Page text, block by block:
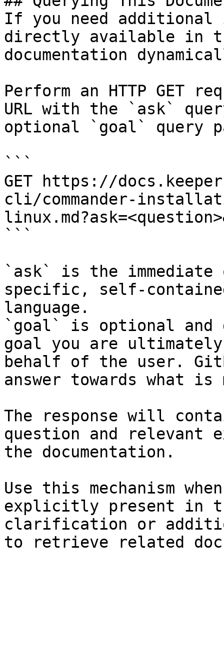
If you need
directly available in
documentation
Perform an HTTP GET
URL with the `ask`
optional `goal` query
```
GET https://
cli/commander-
```
`ask` is the
specific, self-
language.
`goal` is optional and
goal you are
behalf of the user.
answer towards what
The response will
question and relevant
the documentation.
Use this mechanism
explicitly present in
clarification or